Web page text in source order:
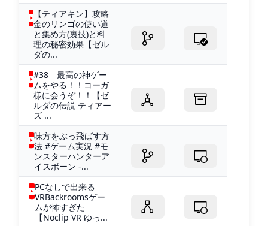
【ティアキン】攻略
金のリンゴの使い道
と集め方(裏技)と料
理の秘密効果【ゼル
ダの...
#38 最高の神ゲー
ムをやる！！コーガ
様に会うぞ！！【ゼ
ルダの伝説 ティアー
ズ ...
味方をぶっ飛ばす方
法 #ゲーム実況 #モ
ンスターハンターア
イスボーン -...
PCなしで出来る
VRBackroomsゲー
ムが怖すぎた
【Noclip VR ゆっ...